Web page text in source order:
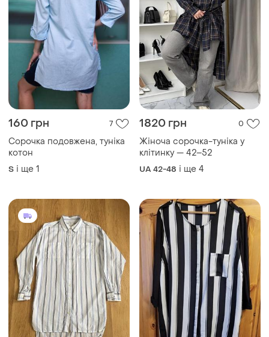
160 грн 7
Сорочка подовжена, туніка
котон
S і ще 1
1820 грн 0
Жіноча сорочка-туніка у
клітинку — 42–52
UA 42-48 і ще 4